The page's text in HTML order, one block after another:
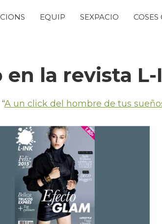
EQUIP SEXPACIO COSES
la revista
A un click del hombre de tus